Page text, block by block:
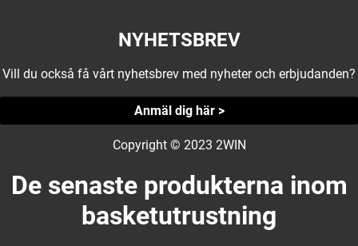
NYHETSBREV
Vill du också få vårt nyhetsbrev med nyheter och erbjudanden?
Anmäl dig här >
Copyright © 2023 2WIN
De senaste produkterna inom
basketutrustning